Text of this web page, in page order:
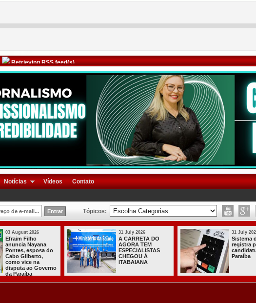
Retrieving RSS feed(s)
Notícias Vídeos Contato
Tópicos:
03 August 2026
Efraim Filho
anuncia Nayana
Pontes, esposa do
Cabo Gilberto,
como vice na
disputa ao Governo
da Paraíba
31 July 2026
A CARRETA DO
AGORA TEM
ESPECIALISTAS
CHEGOU À
ITABAIANA
31 July
Sistema
registra
Paraíba